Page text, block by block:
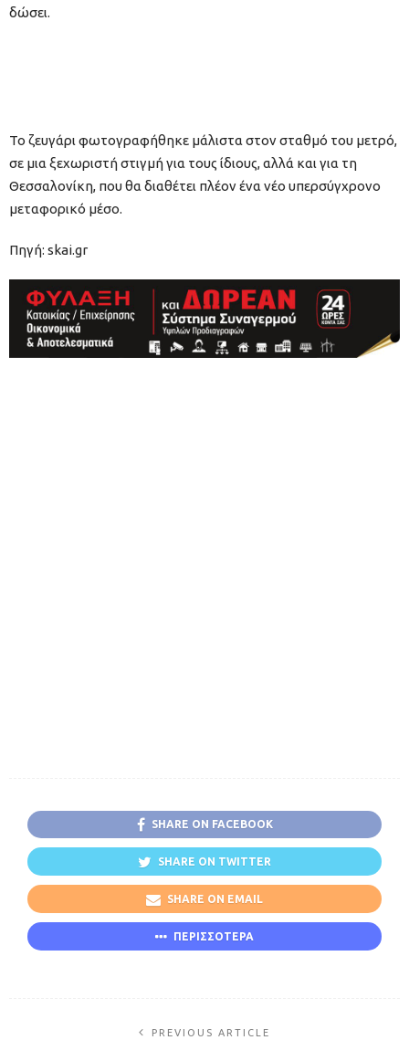
δώσει.
Το ζευγάρι φωτογραφήθηκε μάλιστα στον σταθμό του μετρό,
σε μια ξεχωριστή στιγμή για τους ίδιους, αλλά και για τη
Θεσσαλονίκη, που θα διαθέτει πλέον ένα νέο υπερσύγχρονο
μεταφορικό μέσο.
Πηγή: skai.gr
SHARE ON FACEBOOK
SHARE ON TWITTER
SHARE ON EMAIL
ΠΕΡΙΣΣΟΤΕΡΑ
PREVIOUS ARTICLE